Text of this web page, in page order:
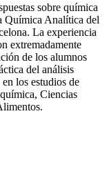
sobre química
Química Analítica del
La experiencia
extremadamente
de los alumnos
del análisis
los estudios de
Ciencias